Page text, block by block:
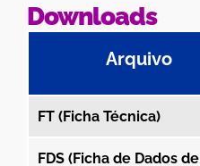
Downloads
Arquivo
FT (Ficha Técnica)
FDS (Ficha de Dados de